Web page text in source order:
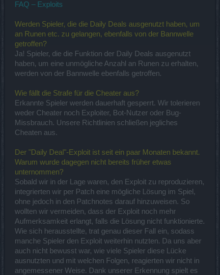
FAQ – Exploits
Werden Spieler, die die Daily Deals ausgenutzt haben, um
an Runen etc. zu gelangen, ebenfalls von der Bannwelle
getroffen?
Ja! Spieler, die die Funktion der Daily Deals ausgenutzt
haben, um eine unmögliche Anzahl an Runen zu erhalten,
werden von der Bannwelle ebenfalls getroffen.
Wie fällt die Strafe für die Cheater aus?
Erkannte Spieler werden dauerhaft gesperrt. Wir tolerieren
weder Cheater noch Exploiter, Bot-Nutzer oder Bug-
Missbrauch. Unsere Richtlinien schließen jegliches
Cheaten aus.
Der "Daily Deal"-Exploit ist seit ein paar Monaten bekannt.
Warum wurde dagegen nicht bereits früher etwas
unternommen?
Sobald wir in der Lage waren, den Exploit zu reproduzieren,
integrierten wir per Patch eine mögliche Lösung im Spiel,
ohne jedoch in den Patchnotes darauf hinzuweisen. So
wollten wir vermeiden, dass der Exploit noch mehr
Aufmerksamkeit erlangt, falls die Lösung nicht funktionierte.
Wie sich herausstellte, trat genau dieser Fall ein, sodass
manche Spieler den Exploit weiterhin nutzten. Da uns aber
auch nicht bewusst war, wie viele Spieler diese Lücke
ausnutzten und mit welchen Folgen, reagierten wir nicht in
angemessener Weise. Dank unserer Erkennung spielt es